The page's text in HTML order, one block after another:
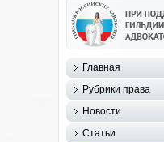
Главная
Рубрики права
Новости
Статьи